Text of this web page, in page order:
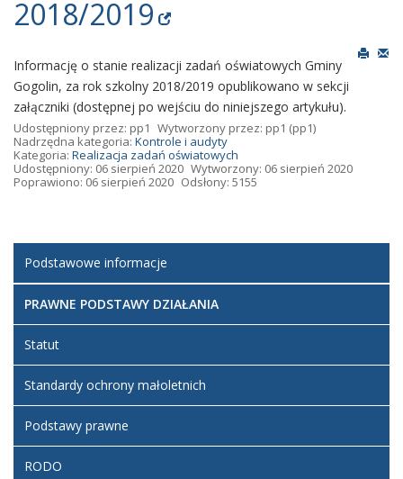
2018/2019
Informację o stanie realizacji zadań oświatowych Gminy
Gogolin, za rok szkolny 2018/2019 opublikowano w sekcji
załączniki (dostępnej po wejściu do niniejszego artykułu).
Udostępniony przez: pp1 Wytworzony przez: pp1 (pp1)
Nadrzędna kategoria: Kontrole i audyty
Kategoria: Realizacja zadań oświatowych
Udostępniony: 06 sierpień 2020 Wytworzony: 06 sierpień 2020
Poprawiono: 06 sierpień 2020 Odsłony: 5155
Podstawowe informacje
PRAWNE PODSTAWY DZIAŁANIA
Statut
Standardy ochrony małoletnich
Podstawy prawne
RODO